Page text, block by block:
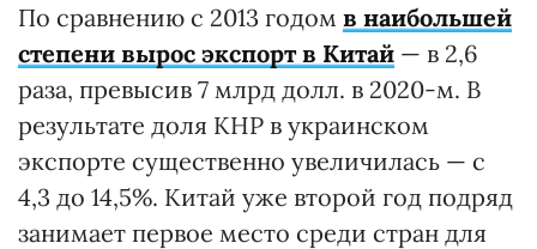
По сравнению с 2013 годом в наибольшей
степени вырос экспорт в Китай — в 2,6
раза, превысив 7 млрд долл. в 2020-м. В
результате доля КНР в украинском
экспорте существенно увеличилась — с
4,3 до 14,5%. Китай уже второй год подряд
занимает первое место среди стран для